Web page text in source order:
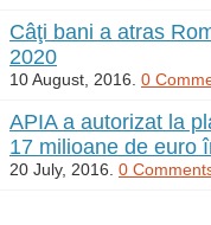
Câţi bani a atras
2020
10 August, 2016. 0
APIA a autorizat la
17 milioane de euro
20 July, 2016. 0